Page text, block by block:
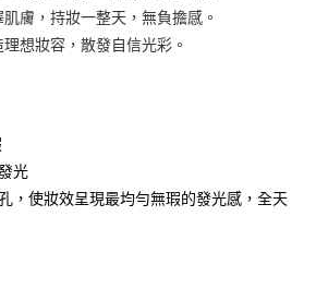
含以上)免運費
膚，持妝一整天，無負擔感。
想妝容，散發自信光彩。
光
，使妝效呈現最均勻無瑕的發光感，全天